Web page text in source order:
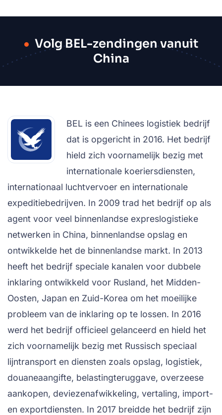
Volg BEL-zendingen vanuit
China
BEL is een Chinees logistiek bedrijf
dat is opgericht in 2016. Het bedrijf
hield zich voornamelijk bezig met
internationale koeriersdiensten,
internationaal luchtvervoer en internationale
expeditiebedrijven. In 2009 trad het bedrijf op als
agent voor veel binnenlandse expreslogistieke
netwerken in China, binnenlandse opslag en
ontwikkelde het de binnenlandse markt. In 2013
heeft het bedrijf speciale kanalen voor dubbele
inklaring ontwikkeld voor Rusland, het Midden-
Oosten, Japan en Zuid-Korea om het moeilijke
probleem van de inklaring op te lossen. In 2016
werd het bedrijf officieel gelanceerd en hield het
zich voornamelijk bezig met Russisch speciaal
lijntransport en diensten zoals opslag, logistiek,
douaneaangifte, belastingteruggave, overzeese
aankopen, deviezenafwikkeling, vertaling, import-
en exportdiensten. In 2017 breidde het bedrijf zijn